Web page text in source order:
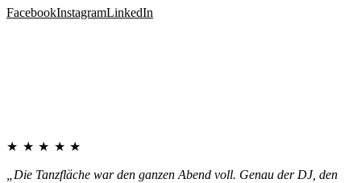
FacebookInstagramLinkedIn
★★★★★
„Die Tanzfläche war den ganzen Abend voll. Genau der DJ, den